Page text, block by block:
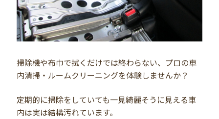
掃除機や布巾で拭くだけでは終わらない、プロの車
内清掃・ルームクリーニングを体験しませんか？
定期的に掃除をしていても一見綺麗そうに見える車
内は実は結構汚れています。